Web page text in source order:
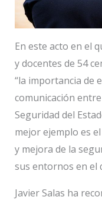
En este acto en el
y docentes de 54
“la importancia de
comunicación
Seguridad del
mejor ejemplo es
y mejora de la
sus entornos en el
Javier Salas ha